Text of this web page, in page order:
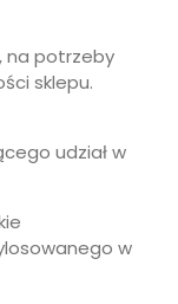
na potrzeby
sklepu.
udział w
w